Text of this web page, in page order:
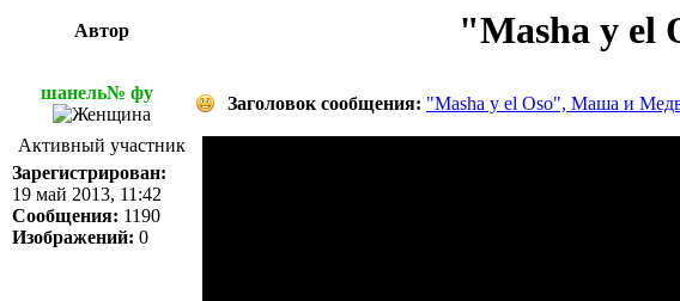
Автор "Masha y el
шанель№ фу
Заголовок сообщения: "Masha y el Oso", Маша и
Активный участник
Зарегистрирован:
19 май 2013, 11:42
Сообщения: 1190
Изображений: 0